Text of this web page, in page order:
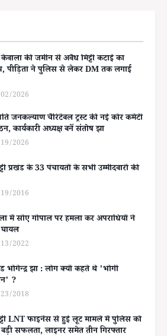
की जमीन से अवैध मिट्टी कटाई का
पीड़िता ने पुलिस से लेकर DM तक लगाई
2026
जनकल्याण चैरिटेबल ट्रस्ट की नई कोर कमेटी
कार्यकारी अध्यक्ष बनें संतोष झा
2026
प्रखंड के 33 पंचायतों के सभी उम्मीदवारों की
2016
में सोए गोपाल पर हमला कर अपराधियों ने
2022
भोगेन्द्र झा : लोग क्यों कहते थे 'भोगी
?
2018
LNT फाइनेंस से हुई लूट मामले में पुलिस को
बड़ी सफलता, लाइनर समेत तीन गिरफ्तार